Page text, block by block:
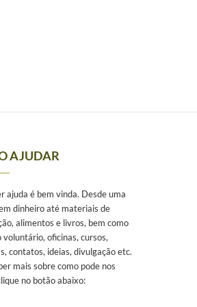
AJUDAR
ajuda é bem vinda. Desde uma
dinheiro até materiais de
alimentos e livros, bem como
voluntário, oficinas, cursos,
contatos, ideias, divulgação etc.
mais sobre como pode nos
no botão abaixo: